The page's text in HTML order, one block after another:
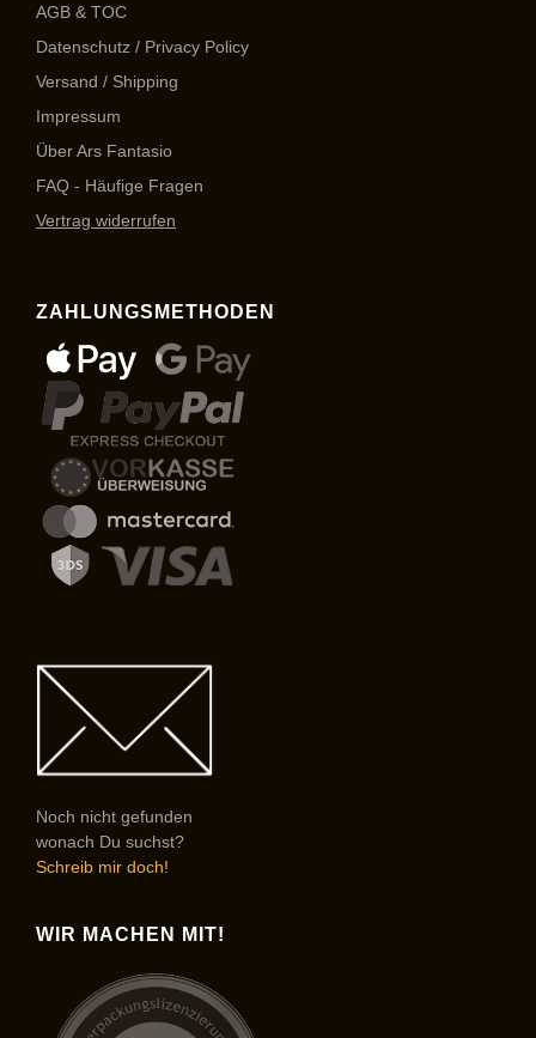
AGB & TOC
Datenschutz / Privacy Policy
Versand / Shipping
Impressum
Über Ars Fantasio
FAQ - Häufige Fragen
Vertrag widerrufen
ZAHLUNGSMETHODEN
Noch nicht gefunden
wonach Du suchst?
Schreib mir doch!
WIR MACHEN MIT!